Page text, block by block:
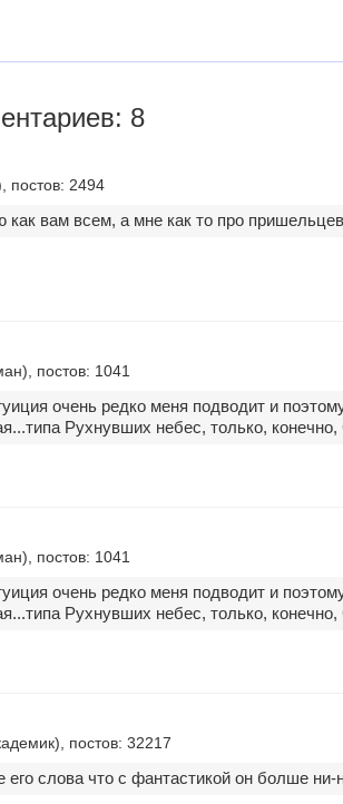
8
постов: 2494
как вам всем, а мне как то про
постов: 1041
очень редко меня подводит и
Рухнувших небес, только,
постов: 1041
очень редко меня подводит и
Рухнувших небес, только,
постов: 32217
его слова что с фантастикой он болше ни-